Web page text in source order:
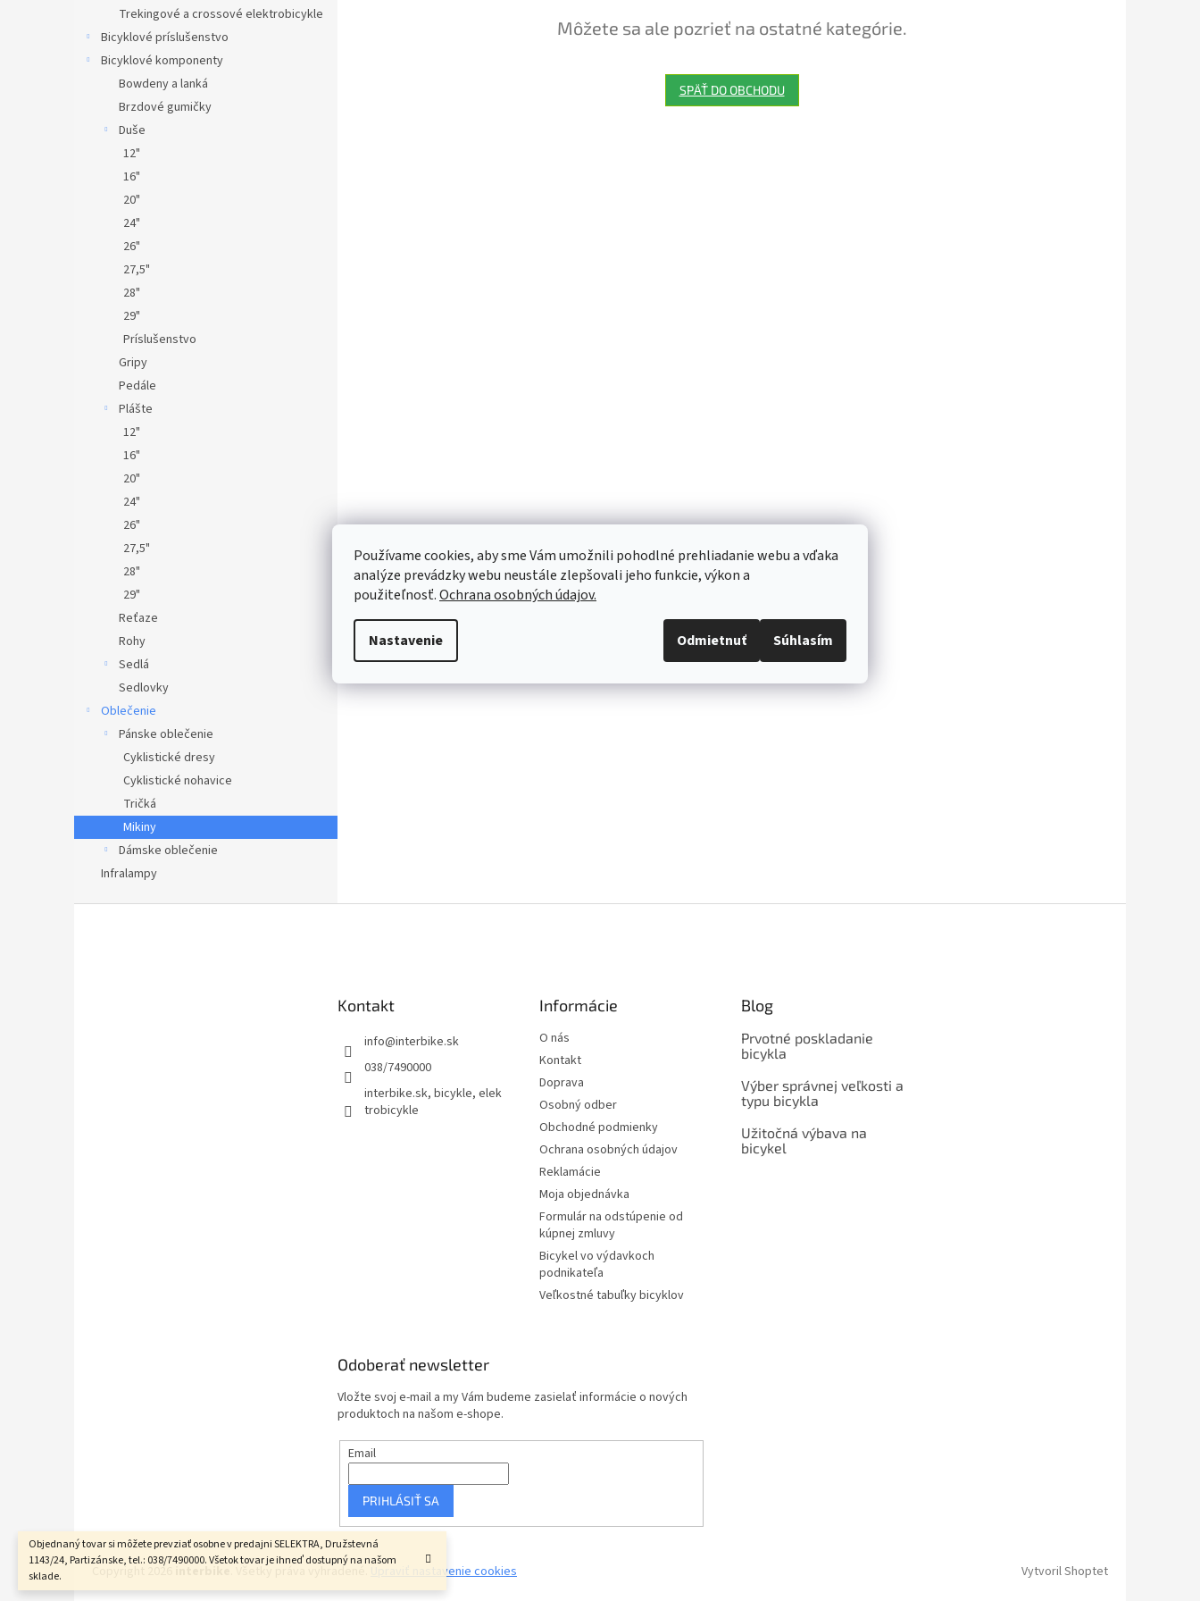
Používame cookies, aby sme Vám umožnili pohodlné prehliadanie webu a vďaka
analýze prevádzky webu neustále zlepšovali jeho funkcie, výkon a
použiteľnosť.Ochrana osobných údajov.
Nastavenie Odmietnuť Súhlasím
Objednaný tovar si môžete prevziať osobne v predajni SELEKTRA, Družstevná
1143/24, Partizánske, tel.: 038/7490000. Všetok tovar je ihneď dostupný na našom
sklade.
Trekingové a crossové elektrobicykle
Bicyklové príslušenstvo
Bicyklové komponenty
Bowdeny a lanká
Brzdové gumičky
Duše
12"
16"
20"
24"
26"
27,5"
28"
29"
Príslušenstvo
Gripy
Pedále
Plášte
12"
16"
20"
24"
26"
27,5"
28"
29"
Reťaze
Rohy
Sedlá
Sedlovky
Oblečenie
Pánske oblečenie
Cyklistické dresy
Cyklistické nohavice
Tričká
Mikiny
Dámske oblečenie
Infralampy
Môžete sa ale pozrieť na ostatné kategórie.
SPÄŤ DO OBCHODU
Kontakt
info@interbike.sk
038/7490000
interbike.sk, bicykle, elek
trobicykle
Informácie
O nás
Kontakt
Doprava
Osobný odber
Obchodné podmienky
Ochrana osobných údajov
Reklamácie
Moja objednávka
Formulár na odstúpenie od
kúpnej zmluvy
Bicykel vo výdavkoch
podnikateľa
Veľkostné tabuľky bicyklov
Blog
Prvotné poskladanie
bicykla
Výber správnej veľkosti a
typu bicykla
Užitočná výbava na
bicykel
Odoberať newsletter
Vložte svoj e-mail a my Vám budeme zasielať informácie o nových
produktoch na našom e-shope.
Email
PRIHLÁSIŤ SA
Vytvoril Shoptet
Copyright 2026 Upraviť nastavenie cookies